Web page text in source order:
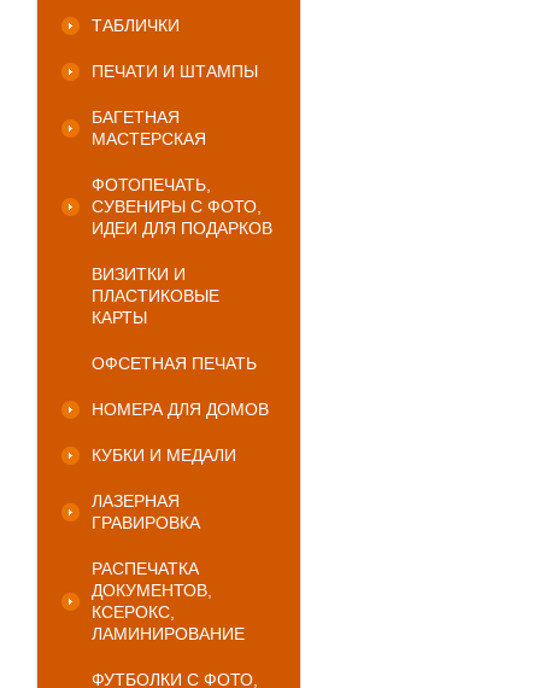
ТАБЛИЧКИ
ПЕЧАТИ И ШТАМПЫ
БАГЕТНАЯ
МАСТЕРСКАЯ
ФОТОПЕЧАТЬ,
СУВЕНИРЫ С ФОТО,
ИДЕИ ДЛЯ ПОДАРКОВ
ВИЗИТКИ И
ПЛАСТИКОВЫЕ
КАРТЫ
ОФСЕТНАЯ ПЕЧАТЬ
НОМЕРА ДЛЯ ДОМОВ
КУБКИ И МЕДАЛИ
ЛАЗЕРНАЯ
ГРАВИРОВКА
РАСПЕЧАТКА
ДОКУМЕНТОВ,
КСЕРОКС,
ЛАМИНИРОВАНИЕ
ФУТБОЛКИ С ФОТО,